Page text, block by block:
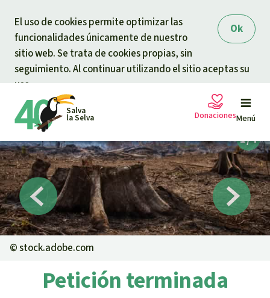
Ok
El uso de cookies permite optimizar las
funcionalidades únicamente de nuestro
sitio web. Se trata de cookies propias, sin
seguimiento. Al continuar utilizando el sitio aceptas su
uso.
Salva
la Selva Menú
Peticiones
Proyectos
Info
Informaciones
Salva la Selva
Donaciones
Tu donación ayuda
Donación general
Urgen donaciones
Certificados de donación
©stock.adobe.com
Petición terminada